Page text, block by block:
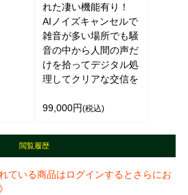
れた凄い機能有り！
AIノイズキャンセルで
雑音が多い場所でも騒
音の中から人間の声だ
けを拾ってデジタル処
理してクリアな交信を
99,000円(税込)
閲覧履歴
ている商品はログインするとさらにお